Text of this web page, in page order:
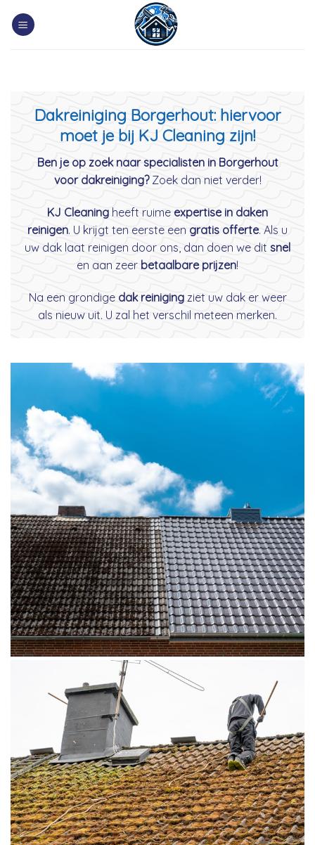
Dakreiniging Borgerhout: hiervoor
moet je bij KJ Cleaning zijn!
Ben je op zoek naar specialisten in Borgerhout
voor dakreiniging?Zoek dan niet verder!
KJ Cleaning heeft ruime expertise in daken
reinigen. U krijgt ten eerste een gratis offerte. Als u
uw dak laat reinigen door ons, dan doen we dit snel
en aan zeer betaalbare prijzen!
Na een grondige dak reinigingziet uw dak er weer
als nieuw uit. U zal het verschil meteen merken.